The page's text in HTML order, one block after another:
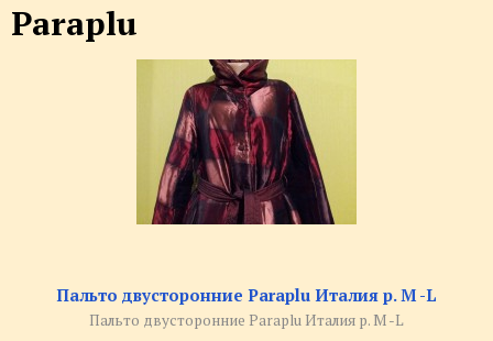
Paraplu
Пальто двусторонние Paraplu Италия р. M -L
Пальто двусторонние Paraplu Италия р. M -L